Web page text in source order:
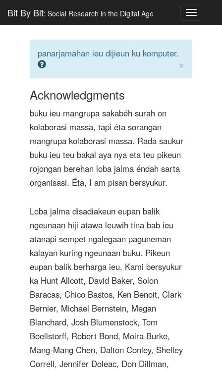
Toggle
Bit By Bit: Social Research in the Digital Age
panarjamahan ieu dijieun ku komputer.
×
Acknowledgments
buku ieu mangrupa sakabéh surah on
kolaborasi massa, tapi éta sorangan
mangrupa kolaborasi massa. Rada saukur
buku ieu teu bakal aya nya eta teu pikeun
rojongan berehan loba jalma éndah sarta
organisasi. Éta, I am pisan bersyukur.
Loba jalma disadiakeun eupan balik
ngeunaan hiji atawa leuwih tina bab ieu
atanapi sempet ngalegaan paguneman
kalayan kuring ngeunaan buku. Pikeun
eupan balik berharga ieu, Kami bersyukur
ka Hunt Allcott, David Baker, Solon
Baracas, Chico Bastos, Ken Benoit, Clark
Bernier, Michael Bernstein, Megan
Blanchard, Josh Blumenstock, Tom
Boellstorff, Robert Bond, Moira Burke,
Mang-Mang Chen, Dalton Conley, Shelley
Correll, Jennifer Doleac, Don Dillman,